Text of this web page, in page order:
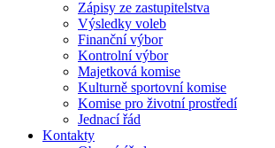
Zápisy ze zastupitelstva
Výsledky voleb
Finanční výbor
Kontrolní výbor
Majetková komise
Kulturně sportovní komise
Komise pro životní prostředí
Jednací řád
Kontakty